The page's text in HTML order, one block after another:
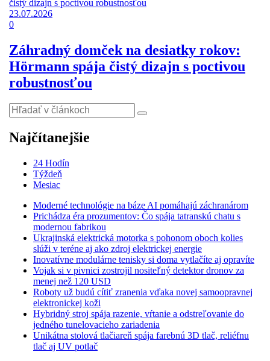
23.07.2026
0
Záhradný domček na desiatky rokov:
Hörmann spája čistý dizajn s poctivou
robustnosťou
Najčítanejšie
24 Hodín
Týždeň
Mesiac
Moderné technológie na báze AI pomáhajú záchranárom
Prichádza éra prozumentov: Čo spája tatranskú chatu s
modernou fabrikou
Ukrajinská elektrická motorka s pohonom oboch kolies
slúži v teréne aj ako zdroj elektrickej energie
Inovatívne modulárne tenisky si doma vytlačíte aj opravíte
Vojak si v pivnici zostrojil nositeľný detektor dronov za
menej než 120 USD
Roboty už budú cítiť zranenia vďaka novej samoopravnej
elektronickej koži
Hybridný stroj spája razenie, vŕtanie a odstreľovanie do
jedného tunelovacieho zariadenia
Unikátna stolová tlačiareň spája farebnú 3D tlač, reliéfnu
tlač aj UV potlač